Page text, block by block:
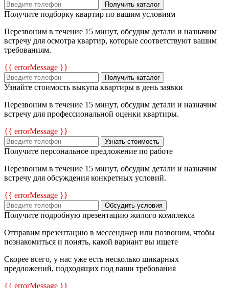
Получить каталог
Получите подборку квартир по вашим условиям
Перезвоним в течение 15 минут, обсудим детали и назначим
встречу для осмотра квартир, которые соответствуют вашим
требованиям.
{{ errorMessage }}
Получить каталог
Узнайте стоимость выкупа квартиры в день заявки
Перезвоним в течение 15 минут, обсудим детали и назначим
встречу для профессиональной оценки квартиры.
{{ errorMessage }}
Узнать стоимость
Получите персональное предложение по работе
Перезвоним в течение 15 минут, обсудим детали и назначим
встречу для обсуждения конкретных условий.
{{ errorMessage }}
Обсудить условия
Получите подробную презентацию жилого комплекса
Отправим презентацию в мессенджер или позвоним, чтобы
познакомиться и понять, какой вариант вы ищете
Скорее всего, у нас уже есть несколько шикарных
предложений, подходящих под ваши требования
{{ errorMessage }}